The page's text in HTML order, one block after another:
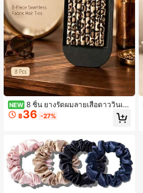
NEW 8 ชิ้น ยางรัดผมลายเสือดาววินเท
จ, ยางรัดผมยืดหยุ่นไม่ทำลายผม สำหรั
บมัดผมหางม้า, สร้อยข้อมือสำหรับใส่ป
฿36 -27%